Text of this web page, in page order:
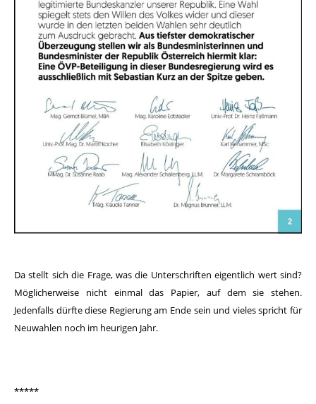
Da stellt sich die Frage, was die Unterschriften eigentlich wert sind?
Möglicherweise nicht einmal das Papier, auf dem sie stehen.
Jedenfalls dürfte diese Regierung am Ende sein und vieles spricht für
Neuwahlen noch im heurigen Jahr.
*****